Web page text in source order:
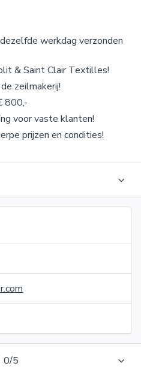
werkdag verzonden
& Saint Clair Textilles!
zeilmakerij!
800,-
voor vaste klanten!
prijzen en condities!
0/5